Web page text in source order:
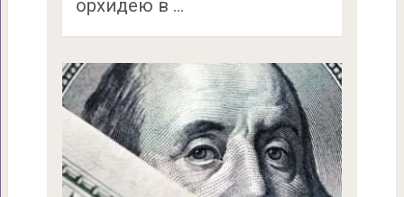
орхидею в …